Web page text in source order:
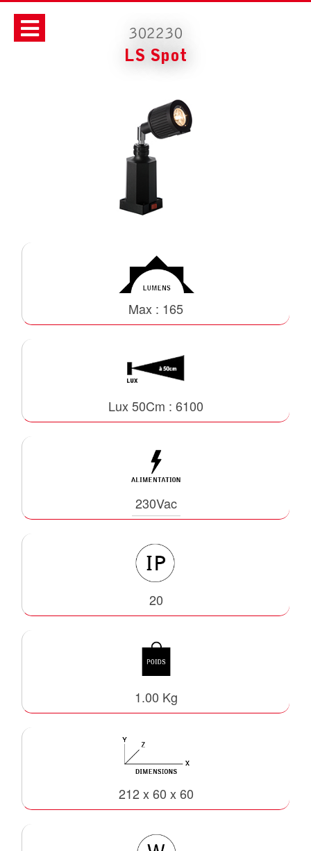
302230
LS Spot
Max : 165
Lux 50Cm : 6100
230Vac
20
1.00 Kg
212 x 60 x 60